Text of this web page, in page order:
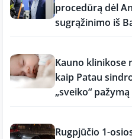
procedūrą dėl
sugrąžinimo iš
Kauno klinikose
kaip Patau
„sveiko“ pažymą
Rugpjūčio 1-